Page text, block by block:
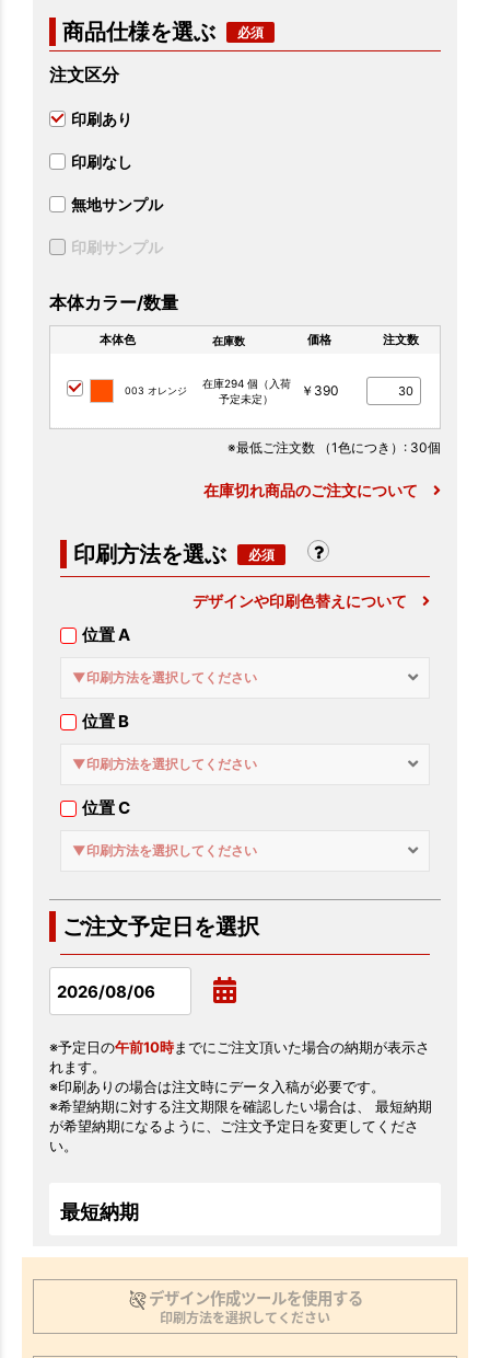
商品仕様を選ぶ
注文区分
印刷あり
印刷なし
無地サンプル
印刷サンプル
本体カラー/数量
本体色 在庫数 価格 注文数
003 オレンジ
在庫294 個（入荷
予定未定）
￥390
※最低ご注文数 （1色につき） : 30個
在庫切れ商品のご注文について
印刷方法を選ぶ
デザインや印刷色替えについて
位置 A
▼印刷方法を選択してください
位置 B
▼印刷方法を選択してください
位置 C
▼印刷方法を選択してください
ご注文予定日を選択
※予定日の午前10時までにご注文頂いた場合の納期が表示さ
れます。
※印刷ありの場合は注文時にデータ入稿が必要です。
※希望納期に対する注文期限を確認したい場合は、 最短納期
が希望納期になるように、ご注文予定日を変更してくださ
い。
最短納期
デザイン作成ツールを使用する
印刷方法を選択してください